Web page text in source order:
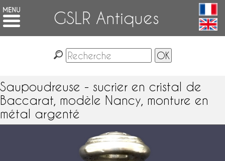
GSLR Antiques
Saupoudreuse - sucrier en cristal de
Baccarat, modèle Nancy, monture en
métal argenté